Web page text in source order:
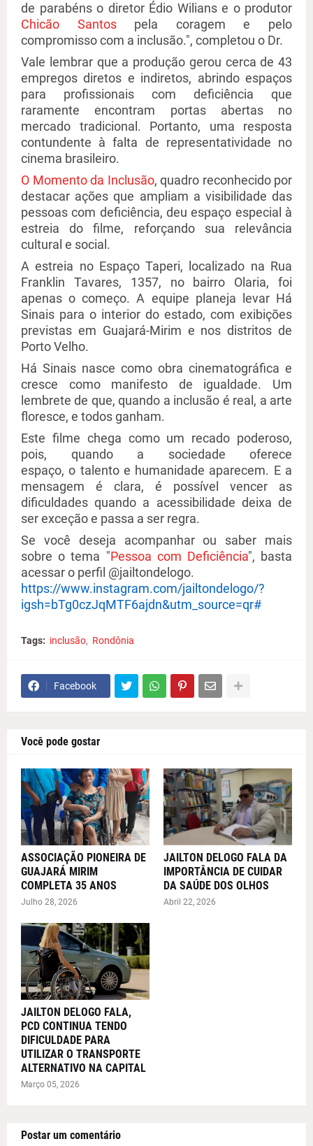
de parabéns o diretor Édio Wilianse o produtor
Chicão Santospela coragem e pelo
compromisso com a inclusão.", completou o Dr.
Vale lembrar que a produção gerou cerca de 43
empregos diretos e indiretos, abrindo espaços
para profissionais com deficiência que
raramente encontram portas abertas no
mercado tradicional. Portanto, uma resposta
contundente à falta de representatividade no
cinema brasileiro.
O Momento da Inclusão, quadro reconhecido por
destacar ações que ampliam a visibilidade das
pessoas com deficiência, deu espaço especial à
estreia do filme, reforçando sua relevância
cultural e social.
A estreia no EspaçoTaperi, localizado na Rua
Franklin Tavares, 1357, no bairro Olaria, foi
apenas o começo. A equipe planeja levar Há
Sinais para o interior do estado, com exibições
previstas em Guajará-Mirim e nos distritos de
Porto Velho.
Há Sinais nasce como obra cinematográfica e
cresce como manifesto de igualdade. Um
lembrete de que, quando a inclusão é real, a arte
floresce, e todos ganham.
Este filme chega como um recado poderoso,
pois, quando a sociedade oferece
espaço,o talento e humanidade aparecem. E a
mensagem é clara, é possível vencer as
dificuldades quando a acessibilidade deixa de
ser exceção e passa a ser regra.
Se você deseja acompanhar ou saber mais
sobre o tema "Pessoa com Deficiência", basta
acessar o perfil @jailtondelogo.
https://www.instagram.com/jailtondelogo/?
igsh=bTg0czJqMTF6ajdn&utm_source=qr#
Tags: inclusão Rondônia
Facebook
Você pode gostar
ASSOCIAÇÃO PIONEIRA DE
GUAJARÁ MIRIM
COMPLETA 35 ANOS
Julho 28, 2026
JAILTON DELOGO FALA DA
IMPORTÂNCIA DE CUIDAR
DA SAÚDE DOS OLHOS
Abril 22, 2026
JAILTON DELOGO FALA,
PCD CONTINUA TENDO
DIFICULDADE PARA
UTILIZAR O TRANSPORTE
ALTERNATIVO NA CAPITAL
Março 05, 2026
Postar um comentário